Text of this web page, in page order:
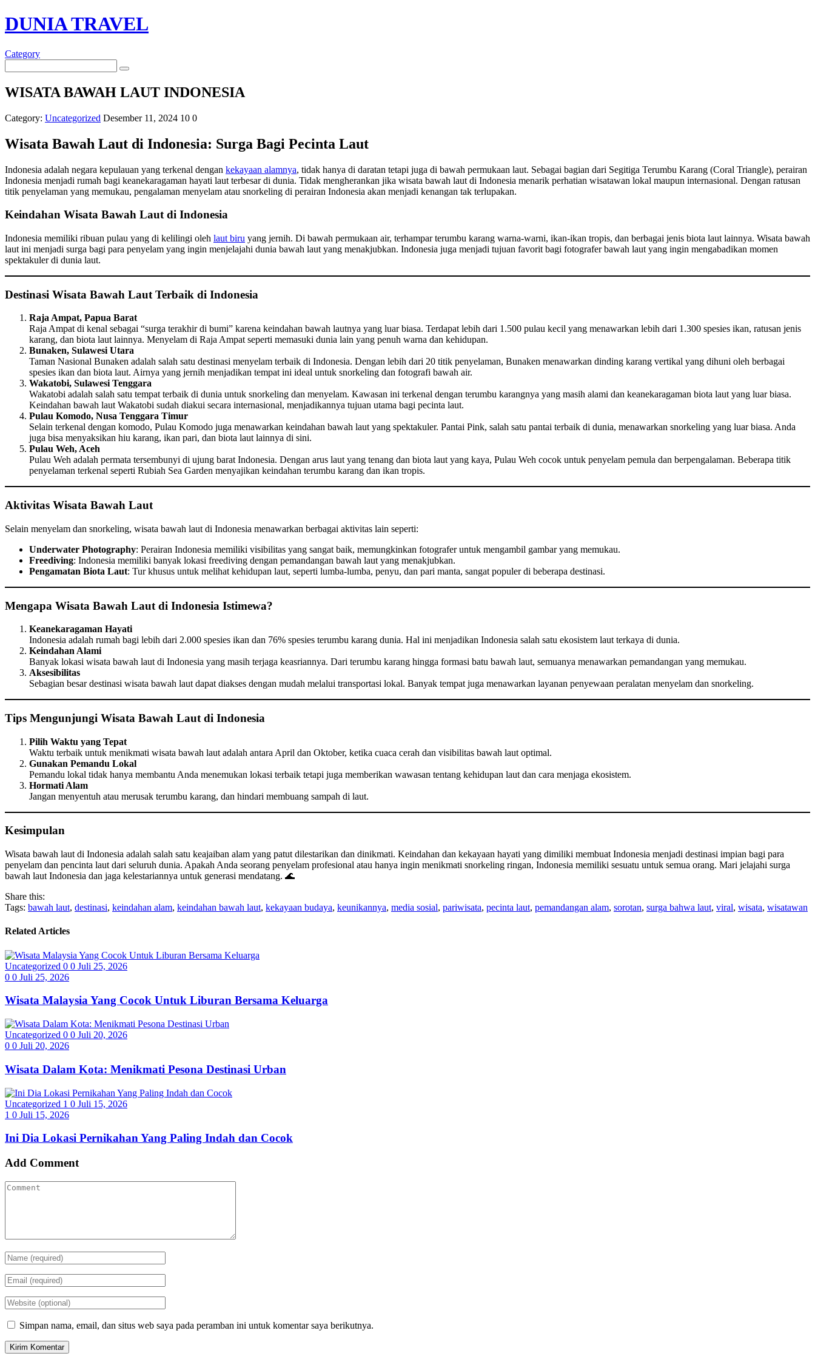
DUNIA TRAVEL
Category
WISATA BAWAH LAUT INDONESIA
Category: Uncategorized Desember 11, 2024 10 0
Wisata Bawah Laut di Indonesia: Surga Bagi Pecinta Laut
Indonesia adalah negara kepulauan yang terkenal dengan kekayaan alamnya, tidak hanya di daratan tetapi juga di bawah permukaan laut. Sebagai bagian dari Segitiga Terumbu Karang (Coral Triangle), perairan
Indonesia menjadi rumah bagi keanekaragaman hayati laut terbesar di dunia. Tidak mengherankan jika wisata bawah laut di Indonesia menarik perhatian wisatawan lokal maupun internasional. Dengan ratusan
titik penyelaman yang memukau, pengalaman menyelam atau snorkeling di perairan Indonesia akan menjadi kenangan tak terlupakan.
Keindahan Wisata Bawah Laut di Indonesia
Indonesia memiliki ribuan pulau yang di kelilingi oleh laut biru yang jernih. Di bawah permukaan air, terhampar terumbu karang warna-warni, ikan-ikan tropis, dan berbagai jenis biota laut lainnya. Wisata bawah
laut ini menjadi surga bagi para penyelam yang ingin menjelajahi dunia bawah laut yang menakjubkan. Indonesia juga menjadi tujuan favorit bagi fotografer bawah laut yang ingin mengabadikan momen
spektakuler di dunia laut.
Destinasi Wisata Bawah Laut Terbaik di Indonesia
Raja Ampat, Papua Barat
Raja Ampat di kenal sebagai “surga terakhir di bumi” karena keindahan bawah lautnya yang luar biasa. Terdapat lebih dari 1.500 pulau kecil yang menawarkan lebih dari 1.300 spesies ikan, ratusan jenis
karang, dan biota laut lainnya. Menyelam di Raja Ampat seperti memasuki dunia lain yang penuh warna dan kehidupan.
Bunaken, Sulawesi Utara
Taman Nasional Bunaken adalah salah satu destinasi menyelam terbaik di Indonesia. Dengan lebih dari 20 titik penyelaman, Bunaken menawarkan dinding karang vertikal yang dihuni oleh berbagai
spesies ikan dan biota laut. Airnya yang jernih menjadikan tempat ini ideal untuk snorkeling dan fotografi bawah air.
Wakatobi, Sulawesi Tenggara
Wakatobi adalah salah satu tempat terbaik di dunia untuk snorkeling dan menyelam. Kawasan ini terkenal dengan terumbu karangnya yang masih alami dan keanekaragaman biota laut yang luar biasa.
Keindahan bawah laut Wakatobi sudah diakui secara internasional, menjadikannya tujuan utama bagi pecinta laut.
Pulau Komodo, Nusa Tenggara Timur
Selain terkenal dengan komodo, Pulau Komodo juga menawarkan keindahan bawah laut yang spektakuler. Pantai Pink, salah satu pantai terbaik di dunia, menawarkan snorkeling yang luar biasa. Anda
juga bisa menyaksikan hiu karang, ikan pari, dan biota laut lainnya di sini.
Pulau Weh, Aceh
Pulau Weh adalah permata tersembunyi di ujung barat Indonesia. Dengan arus laut yang tenang dan biota laut yang kaya, Pulau Weh cocok untuk penyelam pemula dan berpengalaman. Beberapa titik
penyelaman terkenal seperti Rubiah Sea Garden menyajikan keindahan terumbu karang dan ikan tropis.
Aktivitas Wisata Bawah Laut
Selain menyelam dan snorkeling, wisata bawah laut di Indonesia menawarkan berbagai aktivitas lain seperti:
Underwater Photography: Perairan Indonesia memiliki visibilitas yang sangat baik, memungkinkan fotografer untuk mengambil gambar yang memukau.
Freediving: Indonesia memiliki banyak lokasi freediving dengan pemandangan bawah laut yang menakjubkan.
Pengamatan Biota Laut: Tur khusus untuk melihat kehidupan laut, seperti lumba-lumba, penyu, dan pari manta, sangat populer di beberapa destinasi.
Mengapa Wisata Bawah Laut di Indonesia Istimewa?
Keanekaragaman Hayati
Indonesia adalah rumah bagi lebih dari 2.000 spesies ikan dan 76% spesies terumbu karang dunia. Hal ini menjadikan Indonesia salah satu ekosistem laut terkaya di dunia.
Keindahan Alami
Banyak lokasi wisata bawah laut di Indonesia yang masih terjaga keasriannya. Dari terumbu karang hingga formasi batu bawah laut, semuanya menawarkan pemandangan yang memukau.
Aksesibilitas
Sebagian besar destinasi wisata bawah laut dapat diakses dengan mudah melalui transportasi lokal. Banyak tempat juga menawarkan layanan penyewaan peralatan menyelam dan snorkeling.
Tips Mengunjungi Wisata Bawah Laut di Indonesia
Pilih Waktu yang Tepat
Waktu terbaik untuk menikmati wisata bawah laut adalah antara April dan Oktober, ketika cuaca cerah dan visibilitas bawah laut optimal.
Gunakan Pemandu Lokal
Pemandu lokal tidak hanya membantu Anda menemukan lokasi terbaik tetapi juga memberikan wawasan tentang kehidupan laut dan cara menjaga ekosistem.
Hormati Alam
Jangan menyentuh atau merusak terumbu karang, dan hindari membuang sampah di laut.
Kesimpulan
Wisata bawah laut di Indonesia adalah salah satu keajaiban alam yang patut dilestarikan dan dinikmati. Keindahan dan kekayaan hayati yang dimiliki membuat Indonesia menjadi destinasi impian bagi para
penyelam dan pencinta laut dari seluruh dunia. Apakah Anda seorang penyelam profesional atau hanya ingin menikmati snorkeling ringan, Indonesia memiliki sesuatu untuk semua orang. Mari jelajahi surga
bawah laut Indonesia dan jaga kelestariannya untuk generasi mendatang. 🌊
Share this:
Tags: bawah laut, destinasi, keindahan alam, keindahan bawah laut, kekayaan budaya, keunikannya, media sosial, pariwisata, pecinta laut, pemandangan alam, sorotan, surga bahwa laut, viral, wisata, wisatawan
Related Articles
Uncategorized 0 0 Juli 25, 2026
0 0 Juli 25, 2026
Wisata Malaysia Yang Cocok Untuk Liburan Bersama Keluarga
Uncategorized 0 0 Juli 20, 2026
0 0 Juli 20, 2026
Wisata Dalam Kota: Menikmati Pesona Destinasi Urban
Uncategorized 1 0 Juli 15, 2026
1 0 Juli 15, 2026
Ini Dia Lokasi Pernikahan Yang Paling Indah dan Cocok
Add Comment
Simpan nama, email, dan situs web saya pada peramban ini untuk komentar saya berikutnya.